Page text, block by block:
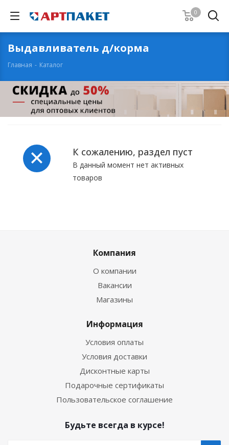
0
Выдавливатель д/корма
Главная - Каталог
К сожалению, раздел пуст
В данный момент нет активных
товаров
Компания
О компании
Вакансии
Магазины
Информация
Условия оплаты
Условия доставки
Дисконтные карты
Подарочные сертификаты
Пользовательское соглашение
Будьте всегда в курсе!